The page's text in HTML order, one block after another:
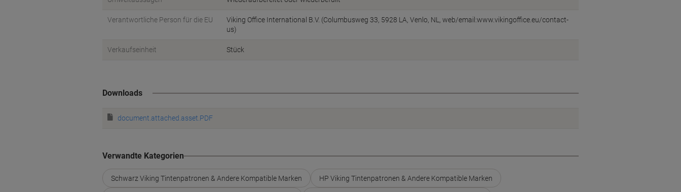
Verantwortliche Person für die EU
Viking Office International B.V. (Columbusweg 33, 5928 LA, Venlo, NL, web/email:www.vikingoffice.eu/contact-
us)
Verkaufseinheit Stück
Downloads
document.attached.asset.PDF
Verwandte Kategorien
Schwarz Viking Tintenpatronen & Andere Kompatible Marken HP Viking Tintenpatronen & Andere Kompatible Marken